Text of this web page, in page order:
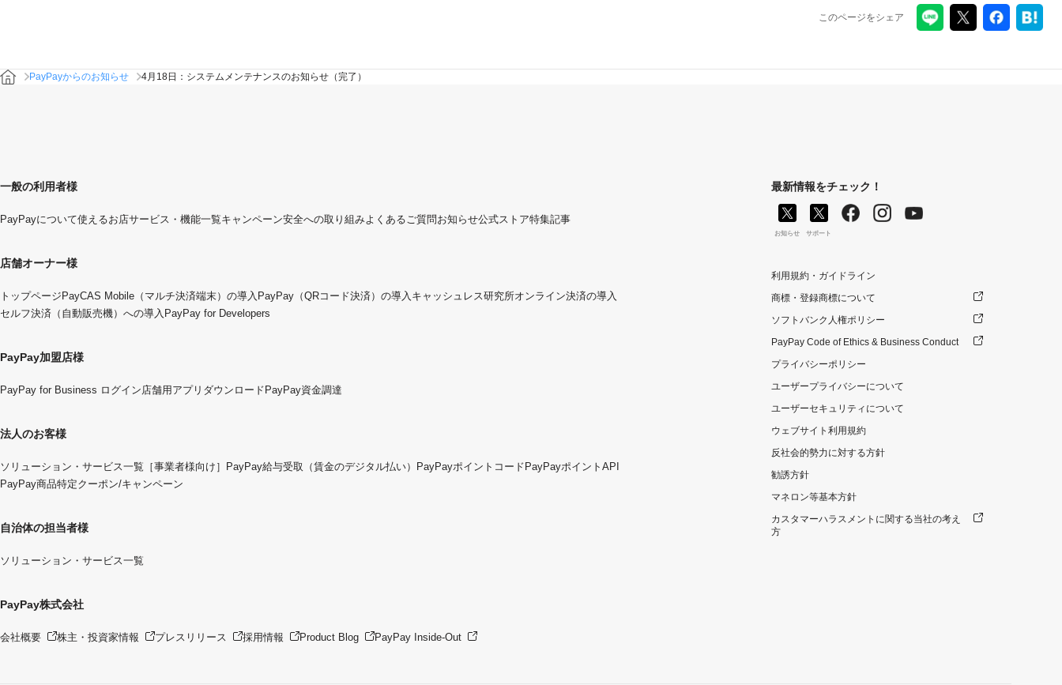
このページをシェア
PayPayからのお知らせ 4月18日：システムメンテナンスのお知らせ（完了）
一般の利用者様
PayPayについて使えるお店サービス・機能一覧キャンペーン安全への取り組みよくあるご質問お知らせ公式ストア特集記事
店舗オーナー様
トップページ PayCAS Mobile（マルチ決済端末）の導入 PayPay（QRコード決済）の導入 キャッシュレス研究所オンライン決済の導入
セルフ決済（自動販売機）への導入 PayPay for Developers
PayPay加盟店様
PayPay for Business ログイン 店舗用アプリダウンロード PayPay資金調達
法人のお客様
ソリューション・サービス一覧 ［事業者様向け］PayPay給与受取（賃金のデジタル払い） PayPayポイントコード PayPayポイントAPI
PayPay商品特定クーポン/キャンペーン
自治体の担当者様
ソリューション・サービス一覧
PayPay株式会社
会社概要 株主・投資家情報 プレスリリース 採用情報 Product Blog PayPay Inside-Out
最新情報をチェック！
お知らせ サポート
利用規約・ガイドライン
商標・登録商標について
ソフトバンク人権ポリシー
PayPay Code of Ethics & Business Conduct
プライバシーポリシー
ユーザープライバシーについて
ユーザーセキュリティについて
ウェブサイト利用規約
反社会的勢力に対する方針
勧誘方針
マネロン等基本方針
カスタマーハラスメントに関する当社の考え
方